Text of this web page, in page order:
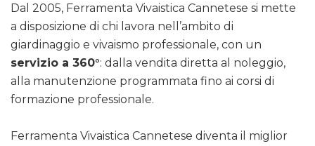
Dal 2005, Ferramenta Vivaistica Cannetese si mette
a disposizione di chi lavora nell’ambito di
giardinaggio e vivaismo professionale, con un
servizio a 360°: dalla vendita diretta al noleggio,
alla manutenzione programmata fino ai corsi di
formazione professionale.
Ferramenta Vivaistica Cannetese diventa il miglior